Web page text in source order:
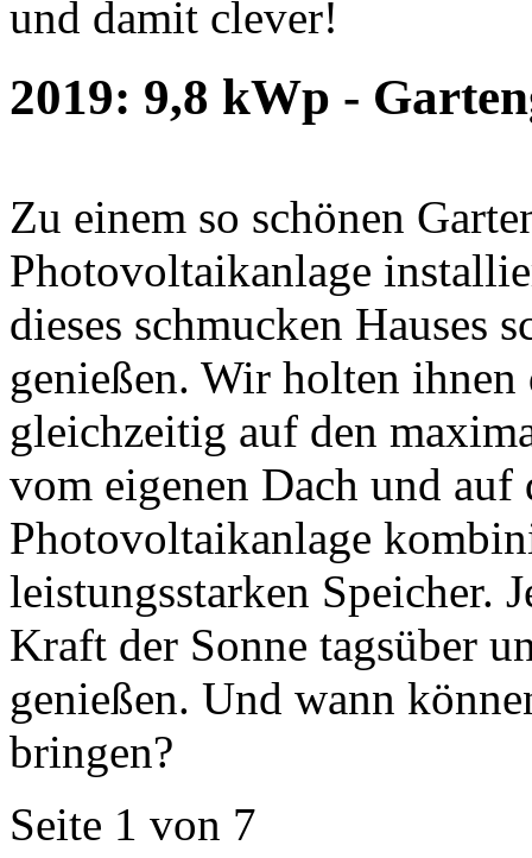
und damit clever!
2019: 9,8 kWp -
Zu einem so schönen
Photovoltaikanlage
dieses schmucken Hauses
genießen. Wir holten ihnen
gleichzeitig auf den
vom eigenen Dach und auf
Photovoltaikanlage
leistungsstarken Speicher.
Kraft der Sonne tagsüber
genießen. Und wann
bringen?
Seite 1 von 7